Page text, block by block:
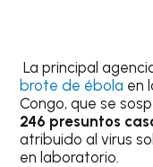
La principal
brote de ébola en
Congo, que se
246 presuntos
atribuido al virus
en laboratorio.